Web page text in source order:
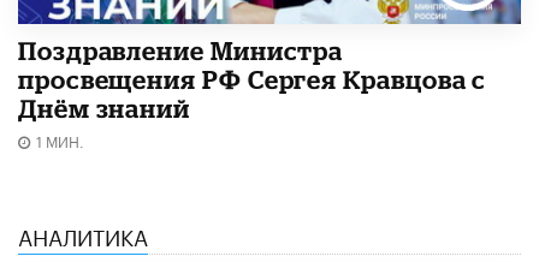
Поздравление Министра
просвещения РФ Сергея Кравцова с
Днём знаний
1 МИН.
АНАЛИТИКА